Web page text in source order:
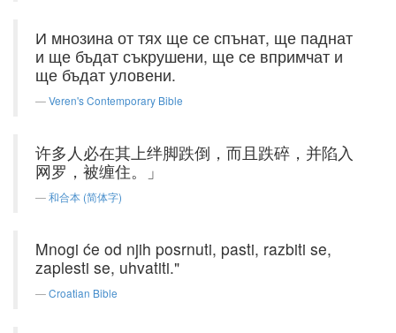
И мнозина от тях ще се спънат, ще паднат
и ще бъдат съкрушени, ще се впримчат и
ще бъдат уловени.
Veren's Contemporary Bible
许多人必在其上绊脚跌倒，而且跌碎，并陷入
网罗，被缠住。」
和合本 (简体字)
Mnogi će od njih posrnuti, pasti, razbiti se,
zaplesti se, uhvatiti."
Croatian Bible